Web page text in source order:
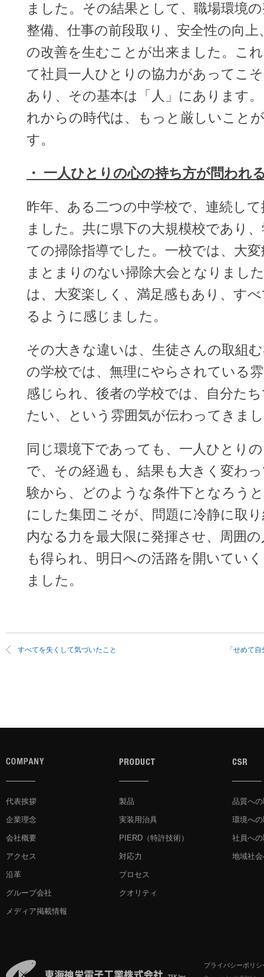
ました。その結果として、職場環境
整備、仕事の前段取り、安全性の向上
の改善を生むことが出来ました。こ
て社員一人ひとりの協力があってこ
あり、その基本は「人」にあります
れからの時代は、もっと厳しいこと
す。
・ 一人ひとりの心の持ち方が問われ
昨年、ある二つの中学校で、連続し
ました。共に県下の大規模校であり
ての掃除指導でした。一校では、大
まとまりのない掃除大会となりまし
は、大変楽しく、満足感もあり、す
るように感じました。
その大きな違いは、生徒さんの取組
の学校では、無理にやらされている
感じられ、後者の学校では、自分た
たい、という雰囲気が伝わってきま
同じ環境下であっても、一人ひとり
で、その経過も、結果も大きく変わ
験から、どのような条件下となろう
にした集団こそが、問題に冷静に取
内なる力を最大限に発揮させ、周囲
も得られ、明日への活路を開いてい
ました。
すべてを失くして気づいたこと 「せめて
代表挨拶
企業理念
会社概要
アクセス
沿革
グループ会社
メディア掲載情報
製品
実装用治具
PIERD （特許技術）
対応力
プロセス
クオリティ
品質へ
環境へ
社員へ
地域社
プライバシーポリシ